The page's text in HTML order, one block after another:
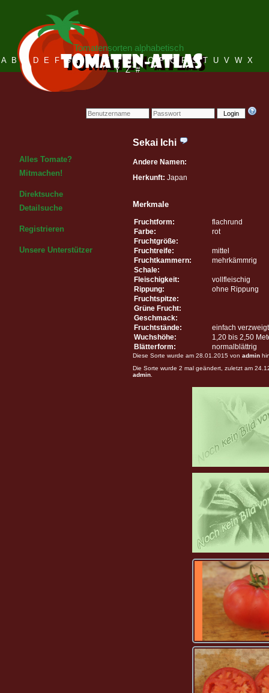
Login
Tomatensorten alphabetisch
A B C D E F G H I J K L M N O P Q R S T U V W X
Y Z #
Alles Tomate?
Mitmachen!
Direktsuche
Detailsuche
Registrieren
Unsere Unterstützer
Sekai Ichi
Andere Namen:
Herkunft: Japan
Merkmale
Fruchtform:
flachrund
Farbe:
rot
Fruchtgröße:
Fruchtreife:
mittel
Fruchtkammern:
mehrkämmrig
Schale:
Fleischigkeit:
vollfleischig
Rippung:
ohne Rippung
Fruchtspitze:
Grüne Frucht:
Geschmack:
Fruchtstände:
einfach verzweigt
Wuchshöhe:
1,20 bis 2,50
Blätterform:
normalblättrig
Diese Sorte wurde am 28.01.2015 von admin
Die Sorte wurde 2 mal geändert, zuletzt am
admin